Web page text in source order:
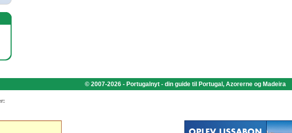
© 2007-2026 - Portugalnyt - din guide til Portugal, Azorerne og Madeira